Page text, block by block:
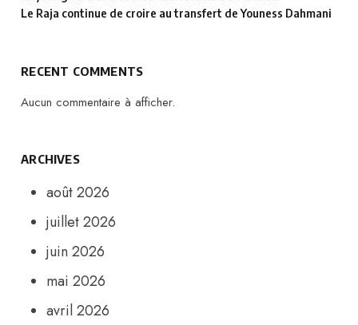
Le Raja continue de croire au transfert de Youness Dahmani
RECENT COMMENTS
Aucun commentaire à afficher.
ARCHIVES
août 2026
juillet 2026
juin 2026
mai 2026
avril 2026